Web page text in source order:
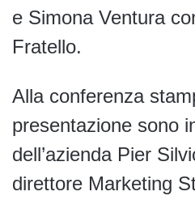
e Simona Ventura
Fratello.
Alla conferenza
presentazione sono
dell’azienda Pier
direttore Marketing